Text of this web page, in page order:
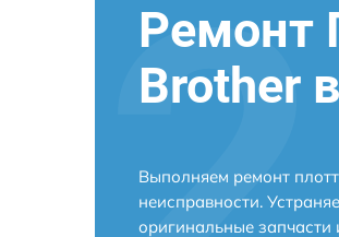
Ремонт
Brother
Выполняем ремонт
неисправности.
оригинальные запчасти